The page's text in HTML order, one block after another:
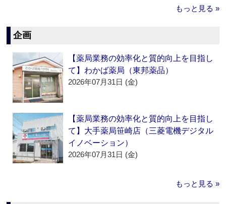
もっと見る »
企画
【薬局業務の効率化と質的向上を目指し
て】わかば薬局（東邦薬品）
2026年07月31日 (金)
【薬局業務の効率化と質的向上を目指し
て】大手薬局笹崎店（三菱電機デジタル
イノベーション）
2026年07月31日 (金)
もっと見る »